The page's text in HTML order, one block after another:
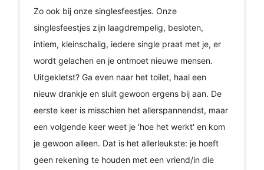
Zo ook bij onze singlesfeestjes. Onze
singlesfeestjes zijn laagdrempelig, besloten,
intiem, kleinschalig, iedere single praat met je, er
wordt gelachen en je ontmoet nieuwe mensen.
Uitgekletst? Ga even naar het toilet, haal een
nieuw drankje en sluit gewoon ergens bij aan. De
eerste keer is misschien het allerspannendst, maar
een volgende keer weet je 'hoe het werkt' en kom
je gewoon alleen. Dat is het allerleukste: je hoeft
geen rekening te houden met een vriend/in die